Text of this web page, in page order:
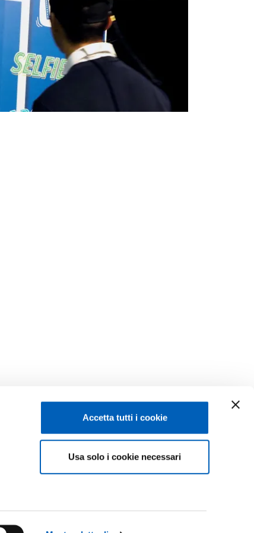
Accetta tutti i cookie
Usa solo i cookie necessari
Facebook Linkedin